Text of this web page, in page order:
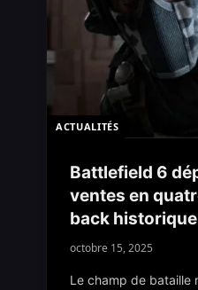
ACTUALITÉS
Battlefield 6
ventes en
back historique
octobre 15, 2025
Le champ de bataille